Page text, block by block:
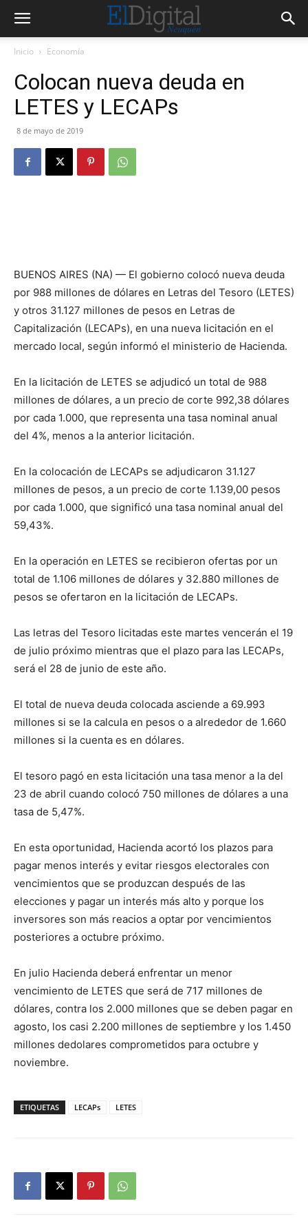
Inicio Economía
Colocan nueva deuda en
LETES y LECAPs
8 de mayo de 2019
BUENOS AIRES (NA) — El gobierno colocó nueva deuda
por 988 millones de dólares en Letras del Tesoro (LETES)
y otros 31.127 millones de pesos en Letras de
Capitalización (LECAPs), en una nueva licitación en el
mercado local, según informó el ministerio de Hacienda.
En la licitación de LETES se adjudicó un total de 988
millones de dólares, a un precio de corte 992,38 dólares
por cada 1.000, que representa una tasa nominal anual
del 4%, menos a la anterior licitación.
En la colocación de LECAPs se adjudicaron 31.127
millones de pesos, a un precio de corte 1.139,00 pesos
por cada 1.000, que significó una tasa nominal anual del
59,43%.
En la operación en LETES se recibieron ofertas por un
total de 1.106 millones de dólares y 32.880 millones de
pesos se ofertaron en la licitación de LECAPs.
Las letras del Tesoro licitadas este martes vencerán el 19
de julio próximo mientras que el plazo para las LECAPs,
será el 28 de junio de este año.
El total de nueva deuda colocada asciende a 69.993
millones si se la calcula en pesos o a alrededor de 1.660
millones si la cuenta es en dólares.
El tesoro pagó en esta licitación una tasa menor a la del
23 de abril cuando colocó 750 millones de dólares a una
tasa de 5,47%.
En esta oportunidad, Hacienda acortó los plazos para
pagar menos interés y evitar riesgos electorales con
vencimientos que se produzcan después de las
elecciones y pagar un interés más alto y porque los
inversores son más reacios a optar por vencimientos
posteriores a octubre próximo.
En julio Hacienda deberá enfrentar un menor
vencimiento de LETES que será de 717 millones de
dólares, contra los 2.000 millones que se deben pagar en
agosto, los casi 2.200 millones de septiembre y los 1.450
millones dedolares comprometidos para octubre y
noviembre.
ETIQUETAS LECAPs LETES